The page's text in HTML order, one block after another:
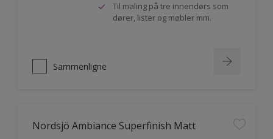
Til maling på tre innendørs som
dører, lister og møbler mm.
Sammenligne
Nordsjö Ambiance Superfinish Matt